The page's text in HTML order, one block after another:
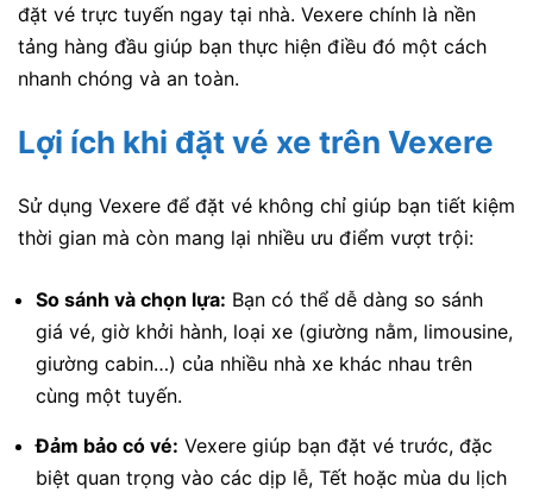
đặt vé trực tuyến ngay tại nhà. Vexere chính là nền
tảng hàng đầu giúp bạn thực hiện điều đó một cách
nhanh chóng và an toàn.
Lợi ích khi đặt vé xe trên Vexere
Sử dụng Vexere để đặt vé không chỉ giúp bạn tiết kiệm
thời gian mà còn mang lại nhiều ưu điểm vượt trội:
So sánh và chọn lựa: Bạn có thể dễ dàng so sánh
giá vé, giờ khởi hành, loại xe (giường nằm, limousine,
giường cabin…) của nhiều nhà xe khác nhau trên
cùng một tuyến.
Đảm bảo có vé: Vexere giúp bạn đặt vé trước, đặc
biệt quan trọng vào các dịp lễ, Tết hoặc mùa du lịch